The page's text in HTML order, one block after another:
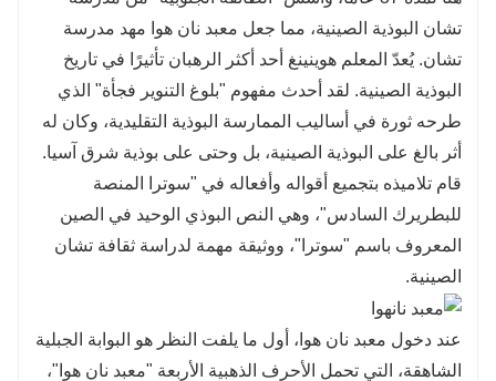
تشان البوذية الصينية، مما جعل معبد نان هوا مهد مدرسة
تشان. يُعدّ المعلم هوينينغ أحد أكثر الرهبان تأثيرًا في تاريخ
البوذية الصينية. لقد أحدث مفهوم "بلوغ التنوير فجأة" الذي
طرحه ثورة في أساليب الممارسة البوذية التقليدية، وكان له
أثر بالغ على البوذية الصينية، بل وحتى على بوذية شرق آسيا.
قام تلاميذه بتجميع أقواله وأفعاله في "سوترا المنصة
للبطريرك السادس"، وهي النص البوذي الوحيد في الصين
المعروف باسم "سوترا"، ووثيقة مهمة لدراسة ثقافة تشان
الصينية.
عند دخول معبد نان هوا، أول ما يلفت النظر هو البوابة الجبلية
الشاهقة، التي تحمل الأحرف الذهبية الأربعة "معبد نان هوا"،